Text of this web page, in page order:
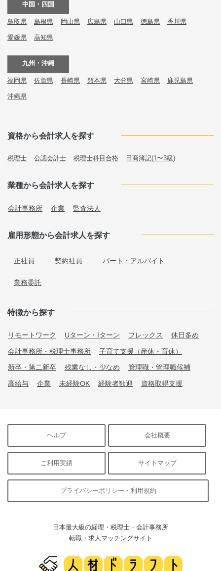
中国・四国
鳥取県 島根県 岡山県 広島県 山口県 徳島県 香川県
愛媛県 高知県
九州・沖縄
福岡県 佐賀県 長崎県 熊本県 大分県 宮崎県 鹿児島県
沖縄県
資格から会計求人を探す
税理士 公認会計士 税理士科目合格 日商簿記(1〜3級)
業種から会計求人を探す
会計事務所 企業 監査法人
雇用形態から会計求人を探す
正社員 契約社員 パート・アルバイト
業務委託
特徴から探す
リモートワーク Uターン・Iターン フレックス 休日多め
会計事務所・税理士事務所 子育て支援（産休・育休）
新卒・第二新卒 残業なし・少なめ 管理職・管理職候補
高給与 企業 未経験OK 経験者歓迎 資格取得支援
ヘルプ 会社概要
ご利用実績 サイトマップ
プライバシーポリシー・利用規約
日本最大級の経理・税理士・会計事務所
転職・求人マッチングサイト